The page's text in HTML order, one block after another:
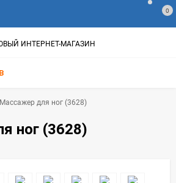
0
ИНТЕРНЕТ-МАГАЗИН
Массажер для ног (3628)
ног (3628)